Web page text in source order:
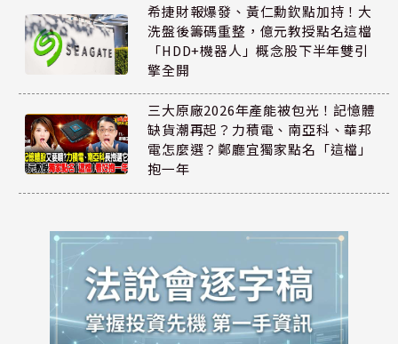
希捷財報爆發、黃仁勳欽點加持！大
洗盤後籌碼重整，億元教授點名這檔
「HDD+機器人」概念股下半年雙引
擎全開
三大原廠2026年產能被包光！記憶體
缺貨潮再起？力積電、南亞科、華邦
電怎麼選？鄭廳宜獨家點名「這檔」
抱一年